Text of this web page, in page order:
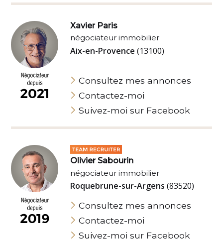
Xavier Paris
négociateur immobilier
Aix-en-Provence(13100)
Consultez mes annonces
Contactez-moi
Suivez-moi sur Facebook
Olivier Sabourin
négociateur immobilier
Roquebrune-sur-Argens(83520)
Consultez mes annonces
Contactez-moi
Suivez-moi sur Facebook